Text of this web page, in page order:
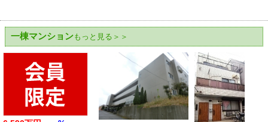
一棟マンションもっと見る＞＞